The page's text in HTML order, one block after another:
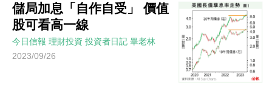
儲局加息「自作自受」 價值
股可看高一線
今日信報 理財投資 投資者日記 畢老林
2023/09/26